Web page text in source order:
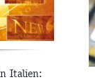
Italien: